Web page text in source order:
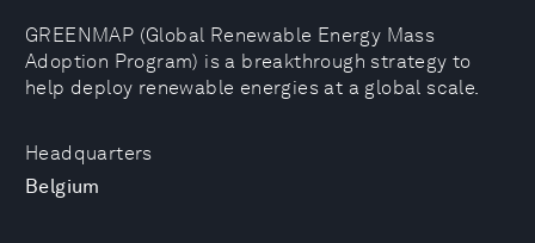
Headquarters
Belgium
GREENMAP (Global Renewable Energy Mass
Adoption Program) is a breakthrough strategy to
help deploy renewable energies at a global scale.